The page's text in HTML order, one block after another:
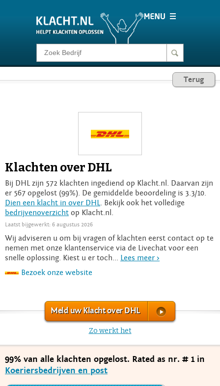
Klacht melden
Login
Terug
Klachten over DHL
Bij DHL zijn 572 klachten ingediend op Klacht.nl. Daarvan zijn
er 567 opgelost (99%). De gemiddelde beoordeling is 3.3/10.
Dien een klacht in over DHL
. Bekijk ook het volledige
bedrijvenoverzicht op Klacht.nl.
Laatst bijgewerkt: 6 augustus 2026
Wij adviseren u om bij vragen of klachten eerst contact op te
nemen met onze klantenservice via de Livechat voor een
snelle oplossing. Kiest u er toch... Lees meer >
Bezoek onze website
Meld uw Klacht over DHL
Zo werkt het
99% van alle klachten opgelost. Rated as nr. # 1 in
Koeriersbedrijven en post